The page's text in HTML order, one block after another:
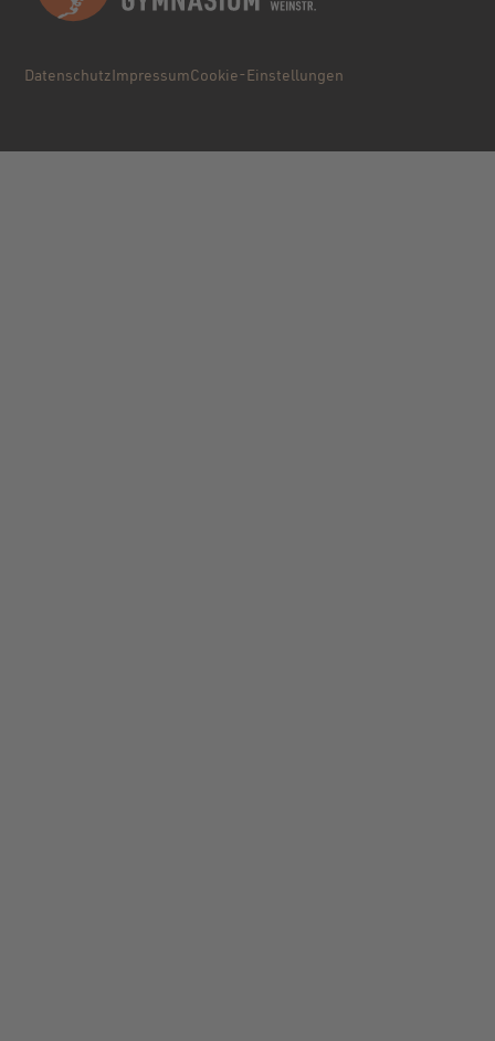
DatenschutzImpressumCookie-Einstellungen